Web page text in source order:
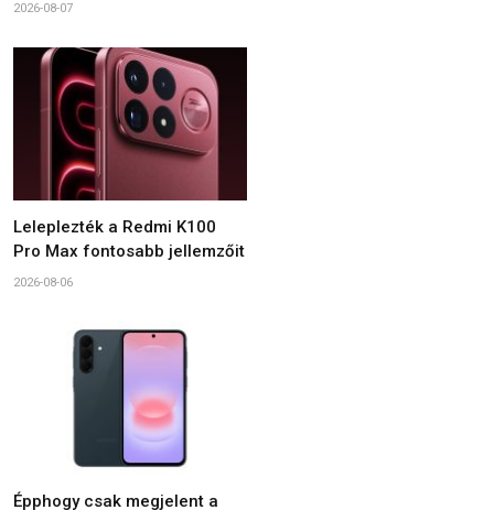
2026-08-07
Leleplezték a Redmi K100
Pro Max fontosabb jellemzőit
2026-08-06
Épphogy csak megjelent a